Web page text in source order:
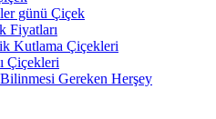
günü Çiçek
Fiyatları
Kutlama Çiçekleri
Çiçekleri
Gereken Herşey